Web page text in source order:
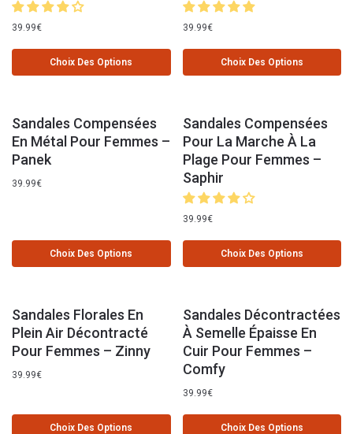
39.99€
Choix Des Options
39.99€
Choix Des Options
Sandales Compensées
En Métal Pour Femmes –
Panek
39.99€
Choix Des Options
Sandales Compensées
Pour La Marche À La
Plage Pour Femmes –
Saphir
39.99€
Choix Des Options
Sandales Florales En
Plein Air Décontracté
Pour Femmes – Zinny
39.99€
Choix Des Options
Sandales Décontractées
À Semelle Épaisse En
Cuir Pour Femmes –
Comfy
39.99€
Choix Des Options